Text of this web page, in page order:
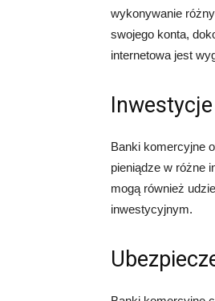
wykonywanie
swojego konta,
internetowa jest
Inwestycje
Banki komercyjne
pieniądze w różne
mogą również
inwestycyjnym.